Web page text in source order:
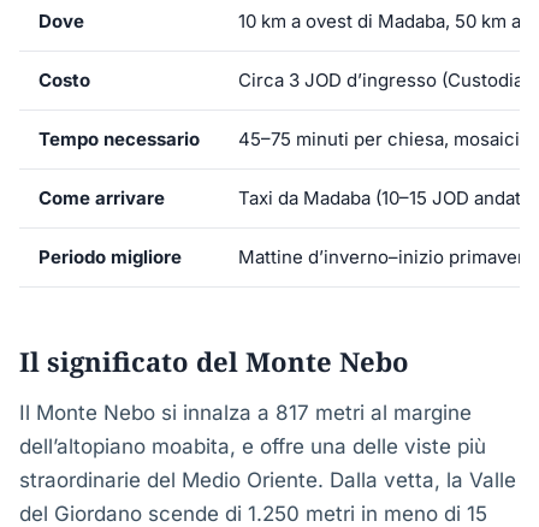
Dove 10 km a ovest di Madaba, 50 km a
Costo Circa 3 JOD d’ingresso
Tempo necessario 45–75 minuti per chiesa, mosaici
Come arrivare Taxi da Madaba (10–15 JOD
Periodo migliore Mattine d’inverno–inizio
Il significato del Monte Nebo
Il Monte Nebo si innalza a 817 metri al margine
dell’altopiano moabita, e offre una delle viste più
straordinarie del Medio Oriente. Dalla vetta, la Valle
del Giordano scende di 1.250 metri in meno di 15